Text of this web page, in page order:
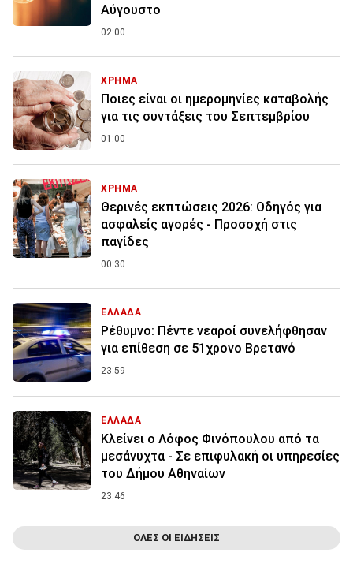
Αύγουστο
02:00
ΧΡΗΜΑ
Ποιες είναι οι ημερομηνίες καταβολής
για τις συντάξεις του Σεπτεμβρίου
01:00
ΧΡΗΜΑ
Θερινές εκπτώσεις 2026: Οδηγός για
ασφαλείς αγορές - Προσοχή στις
παγίδες
00:30
ΕΛΛΑΔΑ
Ρέθυμνο: Πέντε νεαροί συνελήφθησαν
για επίθεση σε 51χρονο Βρετανό
23:59
ΕΛΛΑΔΑ
Κλείνει ο Λόφος Φινόπουλου από τα
μεσάνυχτα - Σε επιφυλακή οι υπηρεσίες
του Δήμου Αθηναίων
23:46
ΟΛΕΣ ΟΙ ΕΙΔΗΣΕΙΣ